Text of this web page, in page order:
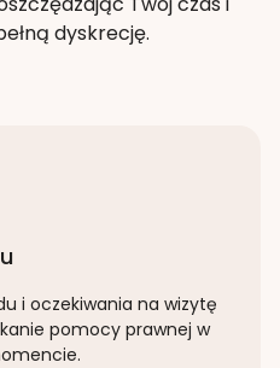
dyskrecję.
i oczekiwania na wizytę
pomocy prawnej w